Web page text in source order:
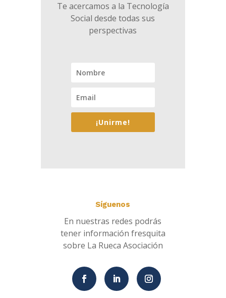
Te acercamos a la Tecnología
Social desde todas sus
perspectivas
¡Unirme!
Síguenos
En nuestras redes podrás
tener información fresquita
sobre La Rueca Asociación